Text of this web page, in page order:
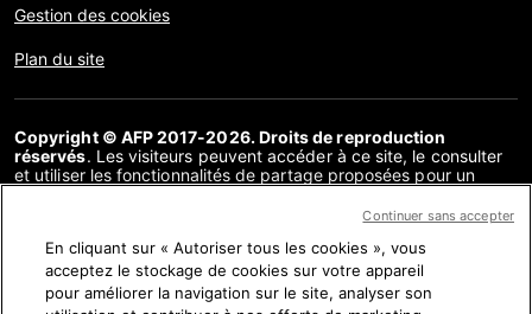
Gestion des cookies
Plan du site
Copyright © AFP 2017-2026. Droits de reproduction
réservés. Les visiteurs peuvent accéder à ce site, le consulter
et utiliser les fonctionnalités de partage proposées pour un
communication au public, distribution de tout ou partie du
soit, sans licence spécifique signée avec l’AFP, est interdite. Les
éléments analysés dans le cadre de chaque factuel sont
présentés ou font l’objet de liens dans la mesure nécessaire à la
bonne compréhension de la vérification de l’information
En cliquant sur « Autoriser tous les cookies », vous
acceptez le stockage de cookies sur votre appareil
pour améliorer la navigation sur le site, analyser son
Continuer sans accepter